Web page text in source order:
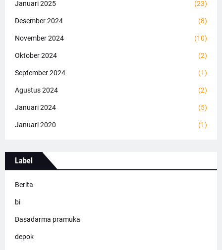
Januari 2025 (23)
Desember 2024 (8)
November 2024 (10)
Oktober 2024 (2)
September 2024 (1)
Agustus 2024 (2)
Januari 2024 (5)
Januari 2020 (1)
Label
Berita
bi
Dasadarma pramuka
depok